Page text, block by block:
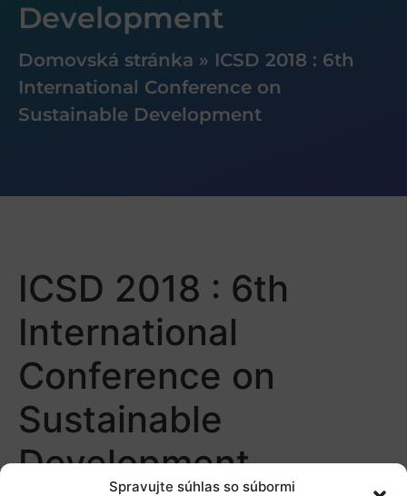
Spravujte súhlas so súbormi
Development
Domovská stránka » ICSD 2018 : 6th
International Conference on
Sustainable Development
ICSD 2018 : 6th
International
Conference on
Sustainable
Development